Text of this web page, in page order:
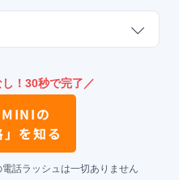
！30秒で完了／
MINIの
」を知る
話ラッシュは一切ありません